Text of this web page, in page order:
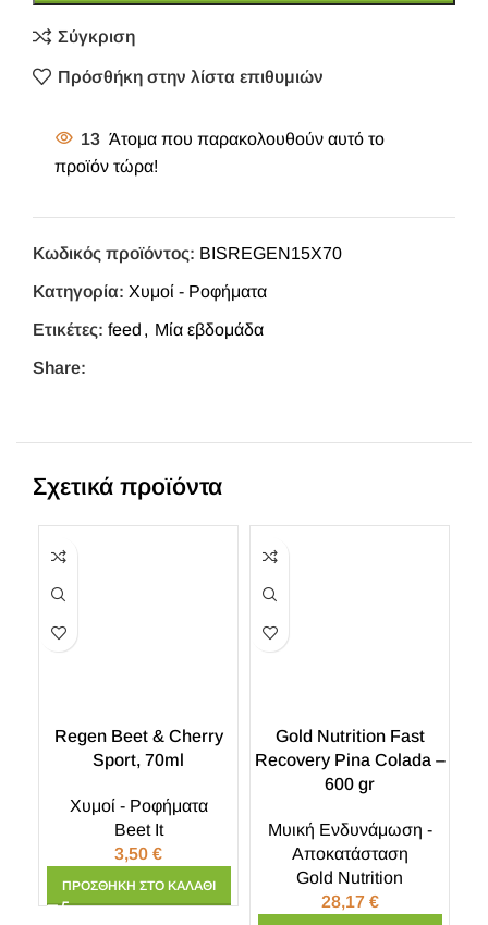
Σύγκριση
Πρόσθήκη στην λίστα επιθυμιών
13 Άτομα που παρακολουθούν αυτό το
προϊόν τώρα!
Κωδικός προϊόντος: BISREGEN15X70
Κατηγορία: Χυμοί - Ροφήματα
Ετικέτες: feed , Μία εβδομάδα
Share:
Σχετικά προϊόντα
Regen Beet & Cherry
Sport, 70ml
Χυμοί - Ροφήματα
Beet It
3,50 €
ΠΡΟΣΘΉΚΗ ΣΤΟ ΚΑΛΆΘΙ
Gold Nutrition Fast
Recovery Pina Colada –
600 gr
Μυική Ενδυνάμωση -
Αποκατάσταση
Gold Nutrition
28,17 €